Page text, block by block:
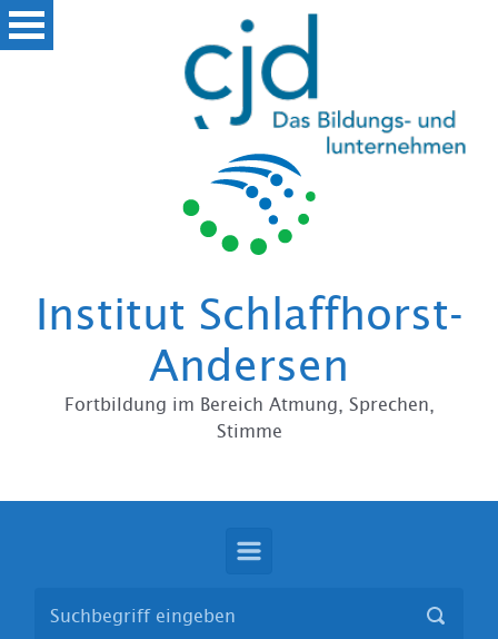
Institut Schlaffhorst-
Andersen
Fortbildung im Bereich Atmung, Sprechen,
Stimme